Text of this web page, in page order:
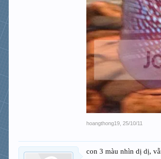
hoangthong19 25/10/11
con 3 màu nhìn dị dị,